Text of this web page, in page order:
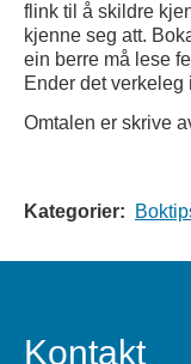
flink til å skildre
kjenne seg att.
ein berre må lese
Ender det
Omtalen er skrive
Kategorier:
Kontakt